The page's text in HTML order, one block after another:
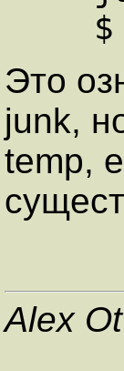
Это
junk,
temp,
Alex